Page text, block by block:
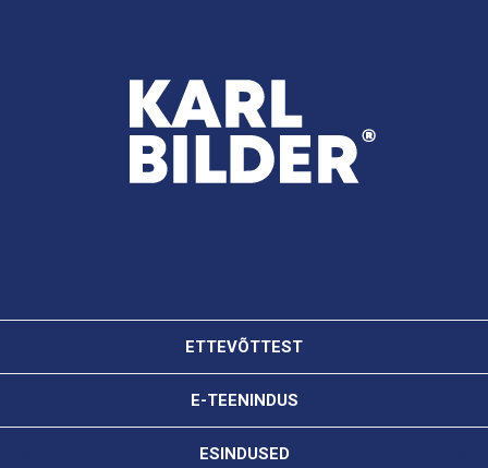
ETTEVÕTTEST
E-TEENINDUS
ESINDUSED